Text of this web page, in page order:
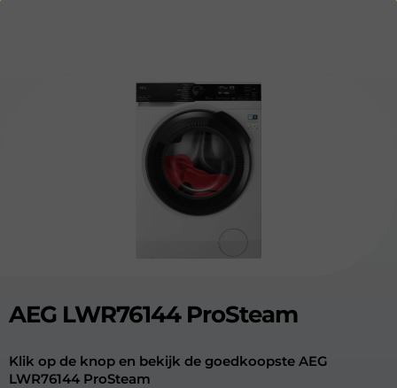
AEG LWR76144 ProSteam
Klik op de knop en bekijk de goedkoopste AEG
LWR76144 ProSteam